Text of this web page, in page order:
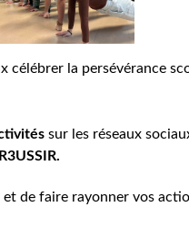
célébrer la persévérance
sur les réseaux
et de faire rayonner vos